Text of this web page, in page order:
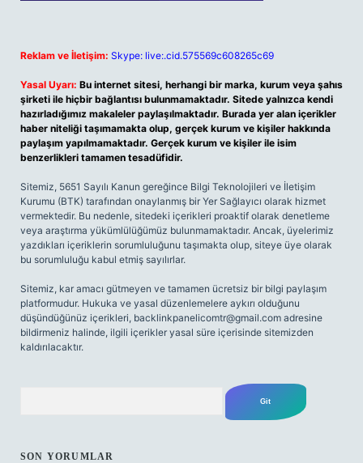
Reklam ve İletişim: Skype: live:.cid.575569c608265c69
Yasal Uyarı: Bu internet sitesi, herhangi bir marka, kurum veya şahıs
şirketi ile hiçbir bağlantısı bulunmamaktadır. Sitede yalnızca kendi
hazırladığımız makaleler paylaşılmaktadır. Burada yer alan içerikler
haber niteliği taşımamakta olup, gerçek kurum ve kişiler hakkında
paylaşım yapılmamaktadır. Gerçek kurum ve kişiler ile isim
benzerlikleri tamamen tesadüfidir.
Sitemiz, 5651 Sayılı Kanun gereğince Bilgi Teknolojileri ve İletişim
Kurumu (BTK) tarafından onaylanmış bir Yer Sağlayıcı olarak hizmet
vermektedir. Bu nedenle, sitedeki içerikleri proaktif olarak denetleme
veya araştırma yükümlülüğümüz bulunmamaktadır. Ancak, üyelerimiz
yazdıkları içeriklerin sorumluluğunu taşımakta olup, siteye üye olarak
bu sorumluluğu kabul etmiş sayılırlar.
Sitemiz, kar amacı gütmeyen ve tamamen ücretsiz bir bilgi paylaşım
platformudur. Hukuka ve yasal düzenlemelere aykırı olduğunu
düşündüğünüz içerikleri, backlinkpanelicomtr@gmail.com adresine
bildirmeniz halinde, ilgili içerikler yasal süre içerisinde sitemizden
kaldırılacaktır.
SON YORUMLAR